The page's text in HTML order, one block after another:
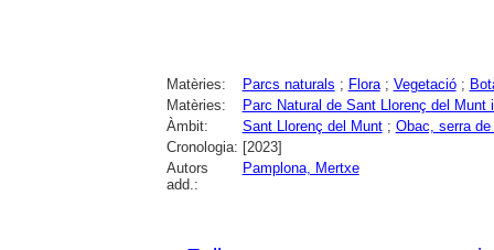
Matèries: Parcs naturals ; Flora; Vegetació;
Matèries:
Parc Natural de Sant Llorenç del Munt
Àmbit:
Sant Llorenç del Munt; Obac, serra de
Cronologia: [2023]
Autors
add.:
Pamplona, Mertxe